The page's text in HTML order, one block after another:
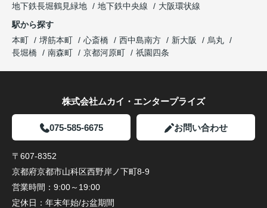
地下鉄長堀鶴見緑地
地下鉄中央線
大阪環状線
駅から探す
本町
堺筋本町 心斎橋 西中島南方 新大阪
烏丸
長堀橋
南森町 京都河原町 祇園四条
株式会社ムカイ・エンタープライズ
075-585-6675 お問い合わせ
〒607-8352
京都府京都市山科区西野岸ノ下町8-9
営業時間： 9:00～19:00
定休日： 年末年始/お盆期間